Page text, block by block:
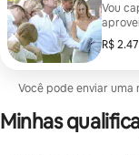
Vou
R$
R$
,
Você pode enviar uma
Minhas